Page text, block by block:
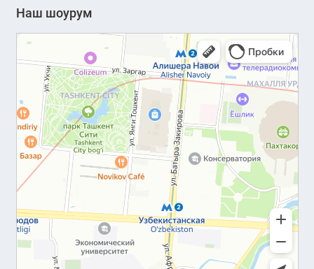
Наш шоурум